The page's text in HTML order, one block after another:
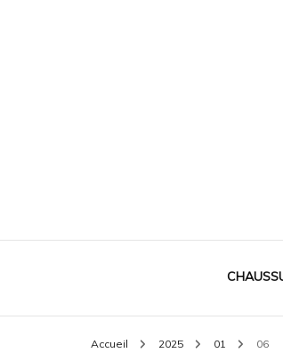
Mes
Accueil 2025 01 06